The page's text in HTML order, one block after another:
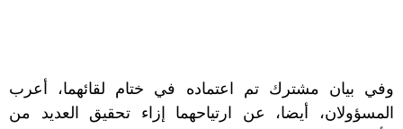
وفي بيان مشترك تم اعتماده في ختام لقائهما، أعرب
المسؤولان، أيضا، عن ارتياحهما إزاء تحقيق العديد من